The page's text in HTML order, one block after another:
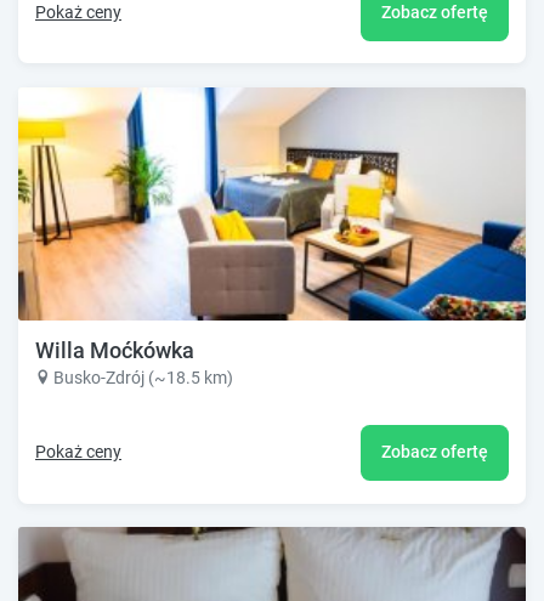
Pokaż ceny Zobacz ofertę
Willa Moćkówka
Busko-Zdrój (~18.5 km)
Pokaż ceny Zobacz ofertę